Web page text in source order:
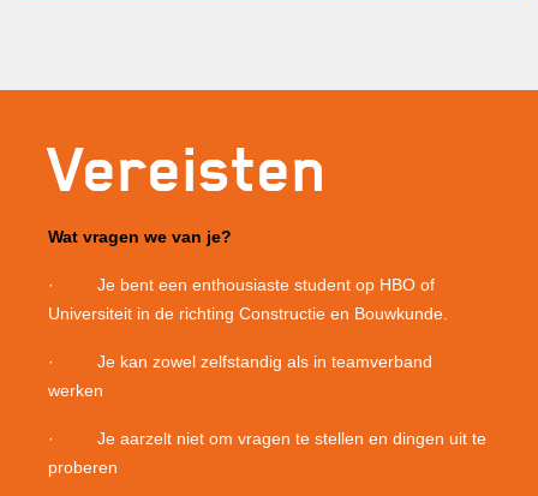
Vereisten
Wat vragen we van je?
· Je bent een enthousiaste student op HBO of
Universiteit in de richting Constructie en Bouwkunde.
· Je kan zowel zelfstandig als in teamverband
werken
· Je aarzelt niet om vragen te stellen en dingen uit te
proberen